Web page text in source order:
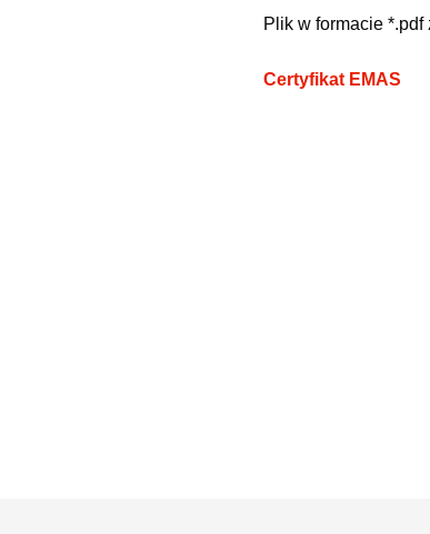
Plik w formacie *.pdf
Certyfikat EMAS